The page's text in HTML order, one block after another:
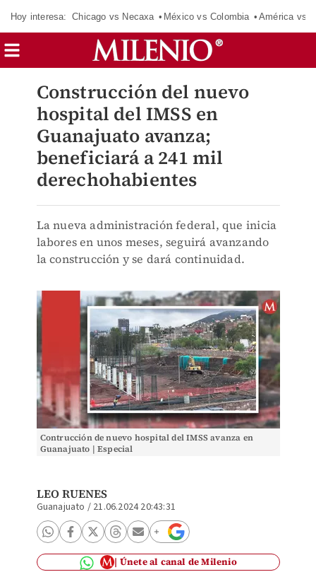
Hoy interesa: Chicago vs Necaxa México vs Colombia América vs
Construcción del nuevo
hospital del IMSS en
Guanajuato avanza;
beneficiará a 241 mil
derechohabientes
La nueva administración federal, que inicia
labores en unos meses, seguirá avanzando
la construcción y se dará continuidad.
Contrucción de nuevo hospital del IMSS avanza en
Guanajuato | Especial
LEO RUENES
Guanajuato / 21.06.2024 20:43:31
Únete al canal de Milenio